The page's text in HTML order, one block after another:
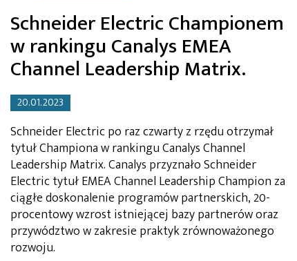
Schneider Electric Championem
w rankingu Canalys EMEA
Channel Leadership Matrix.
20.01.2023
Schneider Electric po raz czwarty z rzędu otrzymał
tytuł Championa w rankingu Canalys Channel
Leadership Matrix. Canalys przyznało Schneider
Electric tytuł EMEA Channel Leadership Champion za
ciągłe doskonalenie programów partnerskich, 20-
procentowy wzrost istniejącej bazy partnerów oraz
przywództwo w zakresie praktyk zrównoważonego
rozwoju.